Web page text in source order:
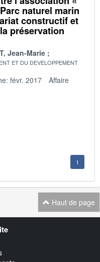
naturel marin
constructif et
préservation
Jean-Marie
ET DU DEVELOPPEMENT
févr. 2017
Affaire
1
Haut de page